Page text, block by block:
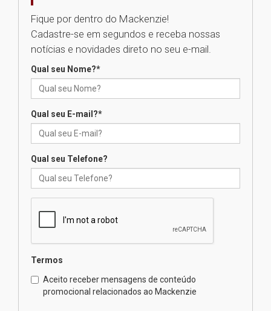
Universidade Mackenzie
realizará nova edição da Feira
das novas tecnologias em
calouros do segundo semestre
04.08.2026
Brasília prepara seus
estudantes para o PAS antes
mesmo do Ensino Médio
Fique por dentro do Mackenzie!
Cadastre-se em segundos e receba nossas
notícias e novidades direto no seu e-mail.
Qual seu Nome?*
Qual seu E-mail?*
Qual seu Telefone?
Termos
Aceito receber mensagens de conteúdo
promocional relacionados ao Mackenzie